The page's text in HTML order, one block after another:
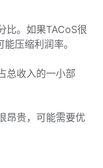
比。如果TACoS很
压缩利润率。
总收入的一小部
昂贵，可能需要优